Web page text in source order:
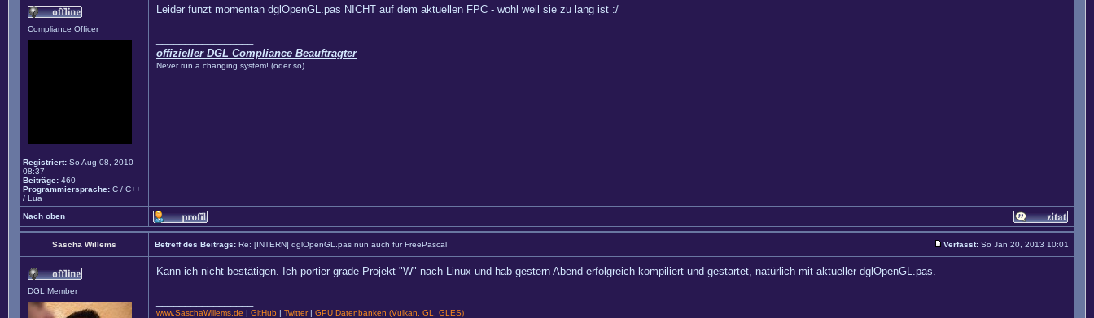
Compliance Officer
Registriert: So Aug 08, 2010
08:37
Beiträge: 460
Programmiersprache: C / C++
/ Lua
Leider funzt momentan dglOpenGL.pas NICHT auf dem aktuellen FPC - wohl weil sie zu lang ist :/
offizieller DGL Compliance Beauftragter
Never run a changing system! (oder so)
Nach oben
Sascha Willems Betreff des Beitrags: Re: [INTERN] dglOpenGL.pas nun auch für FreePascal Verfasst: So Jan 20, 2013 10:01
DGL Member
Kann ich nicht bestätigen. Ich portier grade Projekt "W" nach Linux und hab gestern Abend erfolgreich kompiliert und gestartet, natürlich mit aktueller dglOpenGL.pas.
www.SaschaWillems.de | GitHub | Twitter| GPU Datenbanken (Vulkan, GL, GLES)